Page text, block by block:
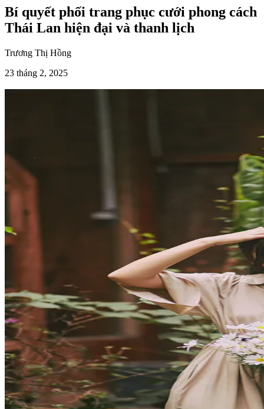
Bí quyết phối trang phục cưới phong cách
Thái Lan hiện đại và thanh lịch
Trương Thị Hồng
23 tháng 2, 2025